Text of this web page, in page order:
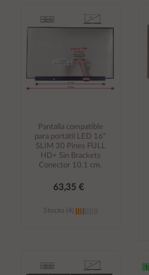
carrito
Pantalla compatible
para portátil LED 16"
SLIM 30 Pines FULL
HD+ Sin Brackets
Conector 10.1 cm.
63,35 €
Stocks (4)
carrito